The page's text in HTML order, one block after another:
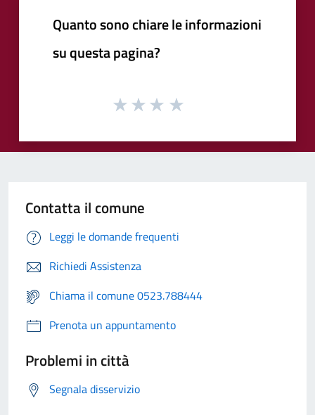
Quanto sono chiare le informazioni
su questa pagina?
Contatta il comune
Leggi le domande frequenti
Richiedi Assistenza
Chiama il comune 0523.788444
Prenota un appuntamento
Problemi in città
Segnala disservizio